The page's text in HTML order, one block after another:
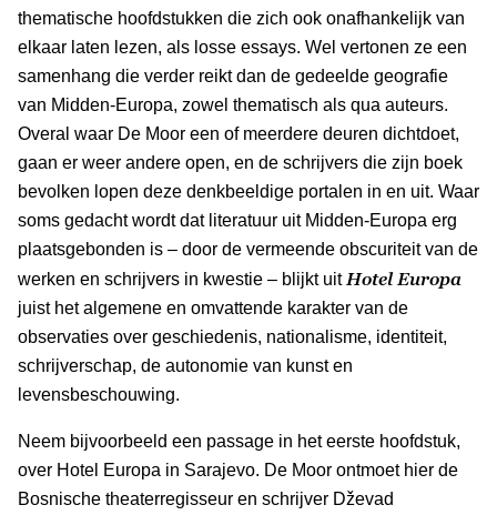
thematische hoofdstukken die zich ook onafhankelijk van
elkaar laten lezen, als losse essays. Wel vertonen ze een
samenhang die verder reikt dan de gedeelde geografie
van Midden-Europa, zowel thematisch als qua auteurs.
Overal waar De Moor een of meerdere deuren dichtdoet,
gaan er weer andere open, en de schrijvers die zijn boek
bevolken lopen deze denkbeeldige portalen in en uit. Waar
soms gedacht wordt dat literatuur uit Midden-Europa erg
plaatsgebonden is – door de vermeende obscuriteit van de
werken en schrijvers in kwestie – blijkt uit Hotel Europa
juist het algemene en omvattende karakter van de
observaties over geschiedenis, nationalisme, identiteit,
schrijverschap, de autonomie van kunst en
levensbeschouwing.
Neem bijvoorbeeld een passage in het eerste hoofdstuk,
over Hotel Europa in Sarajevo. De Moor ontmoet hier de
Bosnische theaterregisseur en schrijver Dževad